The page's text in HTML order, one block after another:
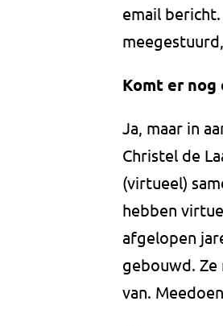
email
Komt er nog
Ja, maar in
Christel de
(virtueel)
hebben
afgelopen
gebouwd. Ze
van.